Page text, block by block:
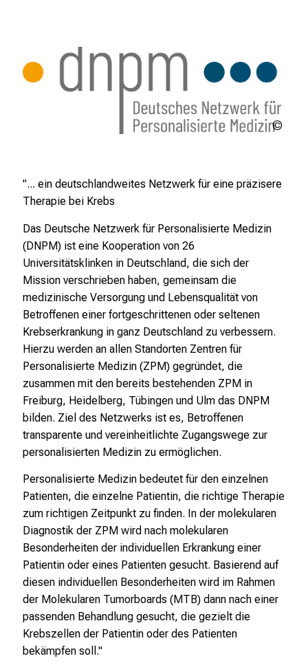
"... ein deutschlandweites Netzwerk für eine präzisere
Therapie bei Krebs
Das Deutsche Netzwerk für Personalisierte Medizin
(DNPM) ist eine Kooperation von 26
Universitätsklinken in Deutschland, die sich der
Mission verschrieben haben, gemeinsam die
medizinische Versorgung und Lebensqualität von
Betroffenen einer fortgeschrittenen oder seltenen
Krebserkrankung in ganz Deutschland zu verbessern.
Hierzu werden an allen Standorten Zentren für
Personalisierte Medizin (ZPM) gegründet, die
zusammen mit den bereits bestehenden ZPM in
Freiburg, Heidelberg, Tübingen und Ulm das DNPM
bilden. Ziel des Netzwerks ist es, Betroffenen
transparente und vereinheitlichte Zugangswege zur
personalisierten Medizin zu ermöglichen.
Personalisierte Medizin bedeutet für den einzelnen
Patienten, die einzelne Patientin, die richtige Therapie
zum richtigen Zeitpunkt zu finden. In der molekularen
Diagnostik der ZPM wird nach molekularen
Besonderheiten der individuellen Erkrankung einer
Patientin oder eines Patienten gesucht. Basierend auf
diesen individuellen Besonderheiten wird im Rahmen
der Molekularen Tumorboards (MTB) dann nach einer
passenden Behandlung gesucht, die gezielt die
Krebszellen der Patientin oder des Patienten
bekämpfen soll."